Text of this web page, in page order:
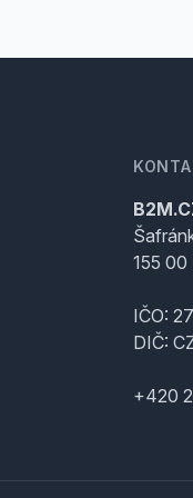
155 00
IČO:
DIČ:
+420